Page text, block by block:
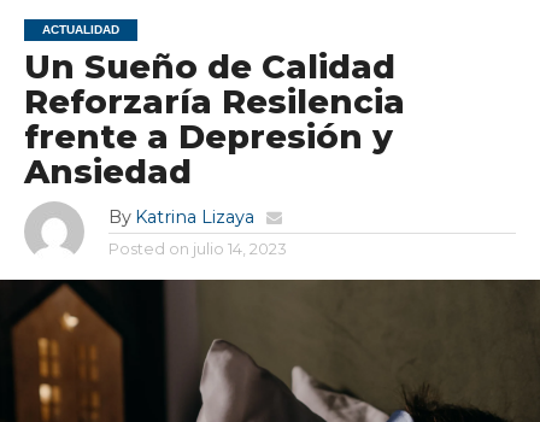
ACTUALIDAD
Un Sueño de Calidad
Reforzaría Resilencia
frente a Depresión y
Ansiedad
By Katrina Lizaya
Posted on julio 14, 2023